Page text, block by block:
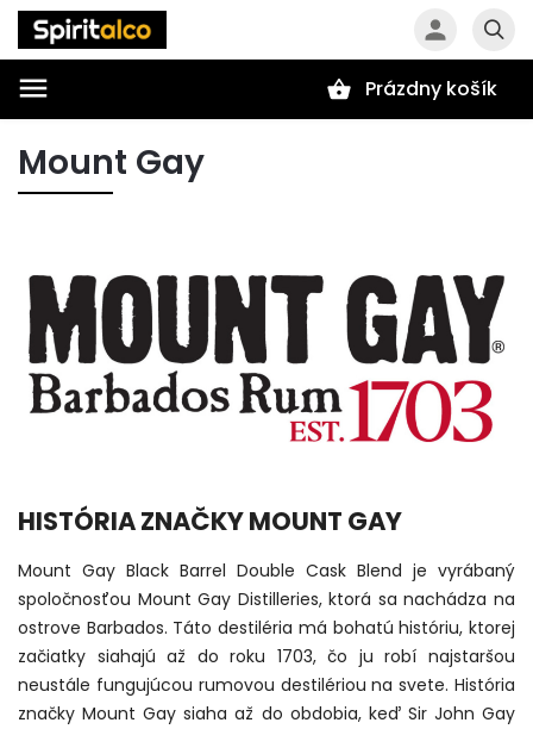
Prázdny košík
Mount Gay
HISTÓRIA ZNAČKY MOUNT GAY
Mount Gay Black Barrel Double Cask Blend je vyrábaný
spoločnosťou Mount Gay Distilleries, ktorá sa nachádza na
ostrove Barbados. Táto destiléria má bohatú históriu, ktorej
začiatky siahajú až do roku 1703, čo ju robí najstaršou
neustále fungujúcou rumovou destilériou na svete. História
značky Mount Gay siaha až do obdobia, keď Sir John Gay